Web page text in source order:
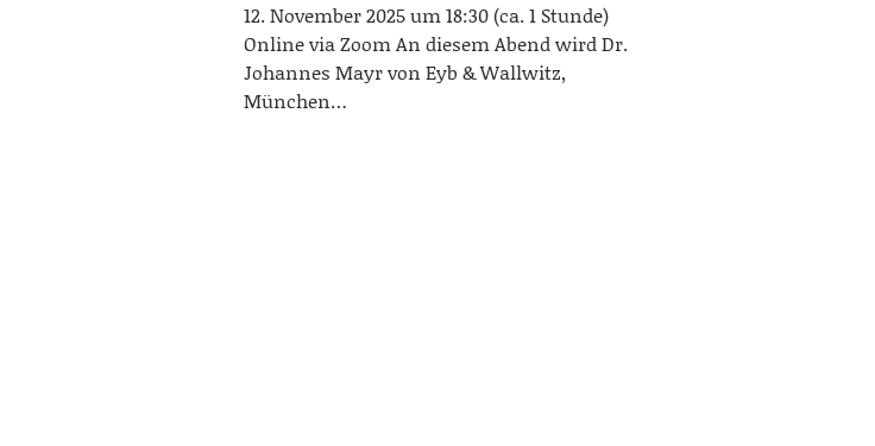
12. November 2025 um 18:30 (ca. 1 Stunde)
Online via Zoom An diesem Abend wird Dr.
Johannes Mayr von Eyb & Wallwitz,
München…